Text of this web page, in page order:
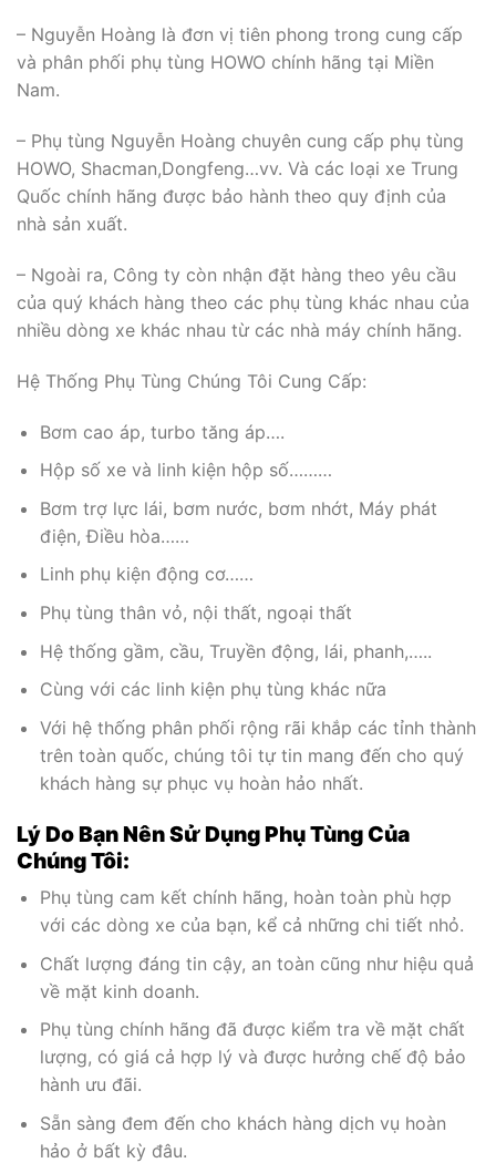
– Nguyễn Hoàng là đơn vị tiên phong trong cung cấp
và phân phối phụ tùng HOWO chính hãng tại Miền
Nam.
– Phụ tùng Nguyễn Hoàng chuyên cung cấp phụ tùng
HOWO, Shacman,Dongfeng…vv. Và các loại xe Trung
Quốc chính hãng được bảo hành theo quy định của
nhà sản xuất.
– Ngoài ra, Công ty còn nhận đặt hàng theo yêu cầu
của quý khách hàng theo các phụ tùng khác nhau của
nhiều dòng xe khác nhau từ các nhà máy chính hãng.
Hệ Thống Phụ Tùng Chúng Tôi Cung Cấp:
Bơm cao áp, turbo tăng áp….
Hộp số xe và linh kiện hộp số………
Bơm trợ lực lái, bơm nước, bơm nhớt, Máy phát
điện, Điều hòa……
Linh phụ kiện động cơ……
Phụ tùng thân vỏ, nội thất, ngoại thất
Hệ thống gầm, cầu, Truyền động, lái, phanh,…..
Cùng với các linh kiện phụ tùng khác nữa
Với hệ thống phân phối rộng rãi khắp các tỉnh thành
trên toàn quốc, chúng tôi tự tin mang đến cho quý
khách hàng sự phục vụ hoàn hảo nhất.
Lý Do Bạn Nên Sử Dụng Phụ Tùng Của
Chúng Tôi:
Phụ tùng cam kết chính hãng, hoàn toàn phù hợp
với các dòng xe của bạn, kể cả những chi tiết nhỏ.
Chất lượng đáng tin cậy, an toàn cũng như hiệu quả
về mặt kinh doanh.
Phụ tùng chính hãng đã được kiểm tra về mặt chất
lượng, có giá cả hợp lý và được hưởng chế độ bảo
hành ưu đãi.
Sẵn sàng đem đến cho khách hàng dịch vụ hoàn
hảo ở bất kỳ đâu.